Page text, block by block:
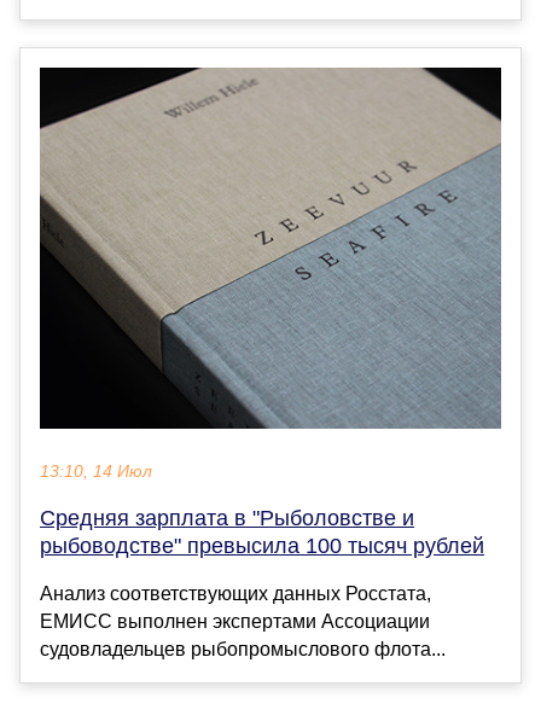
13:10, 14 Июл
Средняя зарплата в "Рыболовстве и
рыбоводстве" превысила 100 тысяч рублей
Анализ соответствующих данных Росстата,
ЕМИСС выполнен экспертами Ассоциации
судовладельцев рыбопромыслового флота...